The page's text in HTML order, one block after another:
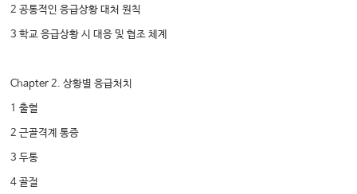
2 공통적인 응급상황 대처 원칙
3 학교 응급상황 시 대응 및 협조 체계
Chapter 2. 상황별 응급처치
1 출혈
2 근골격계 통증
3 두통
4 골절